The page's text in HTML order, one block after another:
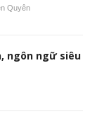
Quyên
ngôn ngữ siêu